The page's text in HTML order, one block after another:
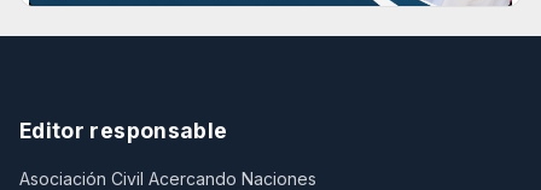
Editor responsable
Asociación Civil Acercando Naciones